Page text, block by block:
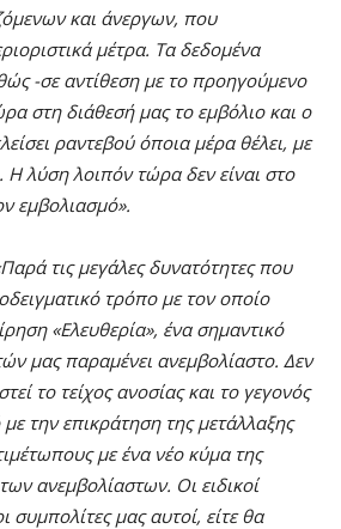
και άνεργων, που
μέτρα. Τα δεδομένα
-σε αντίθεση με το προηγούμενο
στη διάθεσή μας το εμβόλιο και ο
ραντεβού όποια μέρα θέλει, με
Η λύση λοιπόν τώρα δεν είναι στο
εμβολιασμό».
τις μεγάλες δυνατότητες που
τρόπο με τον οποίο
«Ελευθερία», ένα σημαντικό
μας παραμένει ανεμβολίαστο. Δεν
το τείχος ανοσίας και το γεγονός
την επικράτηση της μετάλλαξης
με ένα νέο κύμα της
ανεμβολίαστων. Οι ειδικοί
συμπολίτες μας αυτοί, είτε θα